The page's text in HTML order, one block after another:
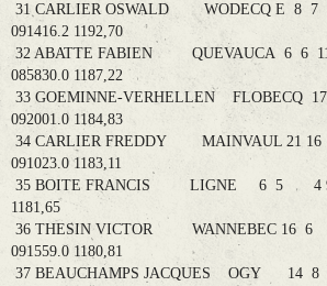
31 CARLIER OSWALD WODECQ E 8 7
091416.2 1192,70
32 ABATTE FABIEN QUEVAUCA 6 6
085830.0 1187,22
33 GOEMINNE-VERHELLEN FLOBECQ
092001.0 1184,83
34 CARLIER FREDDY MAINVAUL 21
091023.0 1183,11
35 BOITE FRANCIS LIGNE 6 5 4
1181,65
36 THESIN VICTOR WANNEBEC 16 6
091559.0 1180,81
37 BEAUCHAMPS JACQUES OGY 14